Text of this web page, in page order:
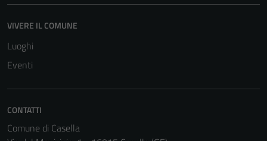
VIVERE IL COMUNE
Luoghi
Eventi
CONTATTI
Comune di Casella
personali.
(si veda la